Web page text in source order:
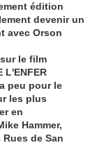
édition
devenir un
avec Orson
le film
peu pour le
les plus
en
Hammer,
de San